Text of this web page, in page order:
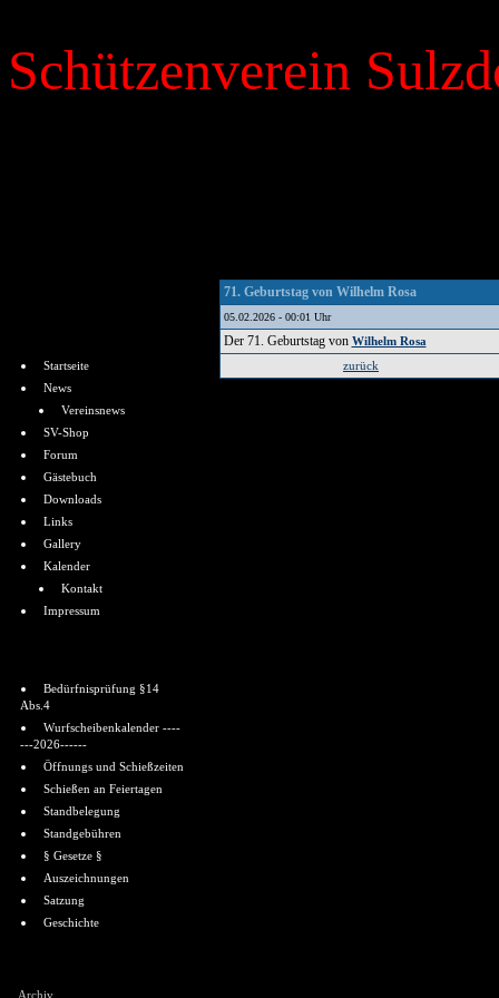
Schützenverein
Startseite
News
Vereinsnews
SV-Shop
Forum
Gästebuch
Downloads
Links
Gallery
Kalender
Kontakt
Impressum
Bedürfnisprüfung §14
Abs.4
Wurfscheibenkalender ----
---2026------
Öffnungs und Schießzeiten
Schießen an Feiertagen
Standbelegung
Standgebühren
§ Gesetze §
Auszeichnungen
Satzung
Geschichte
Archiv
71. Geburtstag von Wilhelm Rosa
05.02.2026 - 00:01 Uhr
Der 71. Geburtstag von Wilhelm Rosa
zurück